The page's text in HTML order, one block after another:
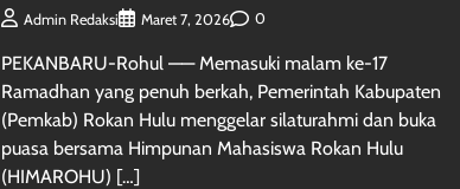
Admin Redaksi Maret 7, 2026 0
PEKANBARU-Rohul —— Memasuki malam ke-17
Ramadhan yang penuh berkah, Pemerintah Kabupaten
(Pemkab) Rokan Hulu menggelar silaturahmi dan buka
puasa bersama Himpunan Mahasiswa Rokan Hulu
(HIMAROHU) […]